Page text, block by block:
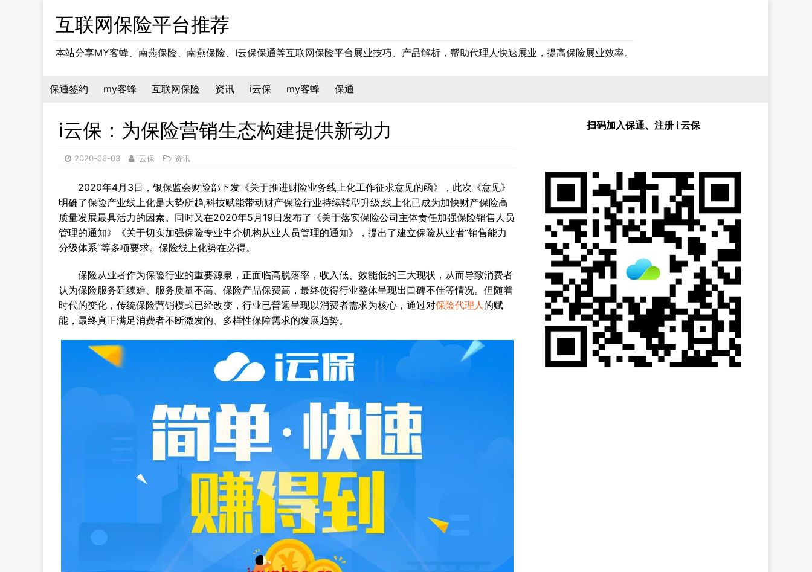
互联网保险平台推荐
本站分享MY客蜂、南燕保险、南燕保险、I云保保通等互联网保险平台展业技巧、产品解析，帮助代理人快速展业，提高保险展业效率。
保通签约 my客蜂 互联网保险 资讯 i云保 my客蜂 保通
i云保：为保险营销生态构建提供新动力
2020-06-03 i云保 资讯
2020年4月3日，银保监会财险部下发《关于推进财险业务线上化工作征求意见的函》，此次《意见》
明确了保险产业线上化是大势所趋,科技赋能带动财产保险行业持续转型升级,线上化已成为加快财产保险高
质量发展最具活力的因素。同时又在2020年5月19日发布了《关于落实保险公司主体责任加强保险销售人员
管理的通知》《关于切实加强保险专业中介机构从业人员管理的通知》，提出了建立保险从业者“销售能力
分级体系”等多项要求。保险线上化势在必得。
保险从业者作为保险行业的重要源泉，正面临高脱落率，收入低、效能低的三大现状，从而导致消费者
认为保险服务延续难、服务质量不高、保险产品保费高，最终使得行业整体呈现出口碑不佳等情况。但随着
时代的变化，传统保险营销模式已经改变，行业已普遍呈现以消费者需求为核心，通过对保险代理人的赋
能，最终真正满足消费者不断激发的、多样性保障需求的发展趋势。
扫码加入保通、注册 i 云保